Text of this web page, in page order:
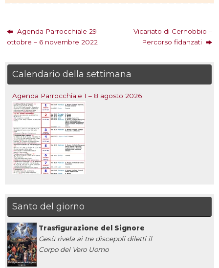
Agenda Parrocchiale 29
ottobre – 6 novembre 2022
Vicariato di Cernobbio –
Percorso fidanzati
Calendario della settimana
Agenda Parrocchiale 1 – 8 agosto 2026
Santo del giorno
Trasfigurazione del Signore
Gesù rivela ai tre discepoli diletti il
Corpo del Vero Uomo